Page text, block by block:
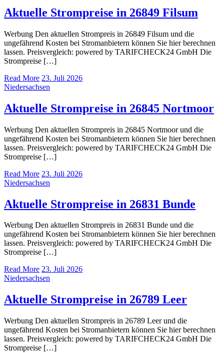
Aktuelle Strompreise in 26849 Filsum
Werbung Den aktuellen Strompreis in 26849 Filsum und die
ungefährend Kosten bei Stromanbietern können Sie hier berechnen
lassen. Preisvergleich: powered by TARIFCHECK24 GmbH Die
Strompreise […]
Read More 23. Juli 2026
Niedersachsen
Aktuelle Strompreise in 26845 Nortmoor
Werbung Den aktuellen Strompreis in 26845 Nortmoor und die
ungefährend Kosten bei Stromanbietern können Sie hier berechnen
lassen. Preisvergleich: powered by TARIFCHECK24 GmbH Die
Strompreise […]
Read More 23. Juli 2026
Niedersachsen
Aktuelle Strompreise in 26831 Bunde
Werbung Den aktuellen Strompreis in 26831 Bunde und die
ungefährend Kosten bei Stromanbietern können Sie hier berechnen
lassen. Preisvergleich: powered by TARIFCHECK24 GmbH Die
Strompreise […]
Read More 23. Juli 2026
Niedersachsen
Aktuelle Strompreise in 26789 Leer
Werbung Den aktuellen Strompreis in 26789 Leer und die
ungefährend Kosten bei Stromanbietern können Sie hier berechnen
lassen. Preisvergleich: powered by TARIFCHECK24 GmbH Die
Strompreise […]